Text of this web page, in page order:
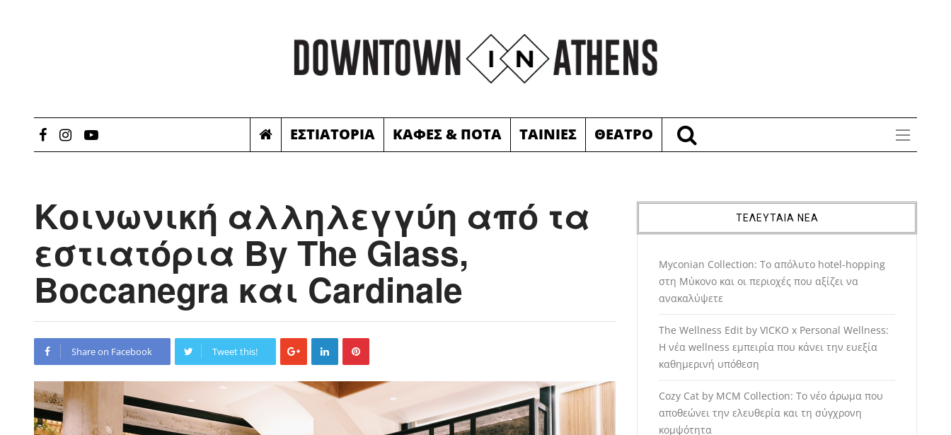
ΕΣΤΙΑΤΟΡΙΑ ΚΑΦΕΣ & ΠΟΤΑ ΤΑΙΝΙΕΣ ΘΕΑΤΡΟ
Κοινωνική αλληλεγγύη από τα
εστιατόρια By The Glass,
Boccanegra και Cardinale
Share on Facebook Tweet this!
ΤΕΛΕΥΤΑΙΑ ΝΕΑ
Myconian Collection: Το απόλυτο hotel-hopping
στη Μύκονο και οι περιοχές που αξίζει να
ανακαλύψετε
The Wellness Edit by VICKO x Personal Wellness:
Η νέα wellness εμπειρία που κάνει την ευεξία
καθημερινή υπόθεση
Cozy Cat by MCM Collection: Το νέο άρωμα που
αποθεώνει την ελευθερία και τη σύγχρονη
κομψότητα